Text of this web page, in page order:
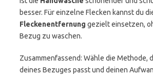
besser. Für einzelne Flecken kannst du
Fleckenentfernung gezielt einsetzen,
Bezug zu waschen.
Zusammenfassend: Wähle die Methode,
deines Bezuges passt und deinen